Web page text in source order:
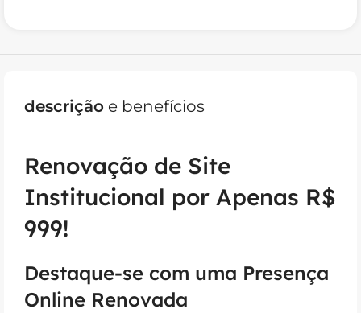
descrição e benefícios
Renovação de Site
Institucional por Apenas R$
999!
Destaque-se com uma Presença
Online Renovada